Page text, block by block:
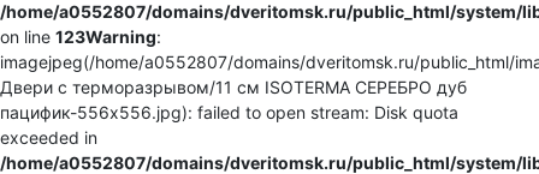
/home/a0552807/domains/dveritomsk.ru/public_html/system/
on line 123Warning:
imagejpeg(/home/a0552807/domains/dveritomsk.ru/public_html/
Двери с терморазрывом/11 см ISOTERMA СЕРЕБРО дуб
пацифик-556x556.jpg): failed to open stream: Disk quota
exceeded in
/home/a0552807/domains/dveritomsk.ru/public_html/system/